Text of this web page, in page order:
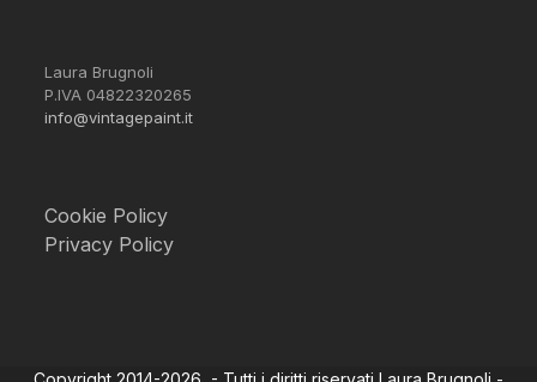
Laura Brugnoli
P.IVA 04822320265
info@vintagepaint.it
Cookie Policy
Privacy Policy